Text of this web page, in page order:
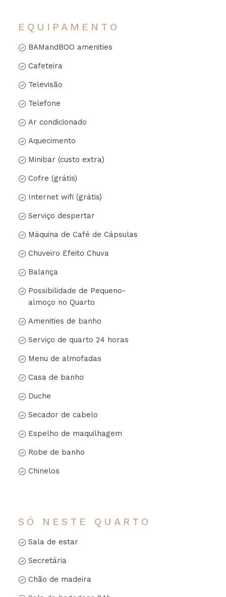
EQUIPAMENTO
BAMandBOO amenities
Cafeteira
Televisão
Telefone
Ar condicionado
Aquecimento
Minibar (custo extra)
Cofre (grátis)
Internet wifi (grátis)
Serviço despertar
Máquina de Café de Cápsulas
Chuveiro Efeito Chuva
Balança
Possibilidade de Pequeno-
almoço no Quarto
Amenities de banho
Serviço de quarto 24 horas
Menu de almofadas
Casa de banho
Duche
Secador de cabelo
Espelho de maquilhagem
Robe de banho
Chinelos
SÓ NESTE QUARTO
Sala de estar
Secretária
Chão de madeira